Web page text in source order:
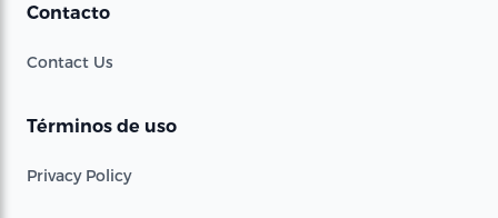
Contacto
Contact Us
Términos de uso
Privacy Policy